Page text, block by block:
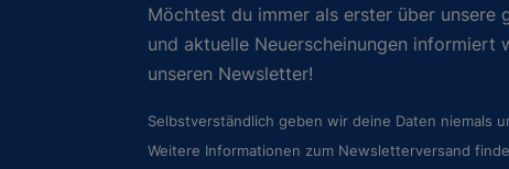
Möchtest du immer als erster über unsere
und aktuelle Neuerscheinungen informiert
unseren Newsletter!
Selbstverständlich geben wir deine Daten niemals
Weitere Informationen zum Newsletterversand